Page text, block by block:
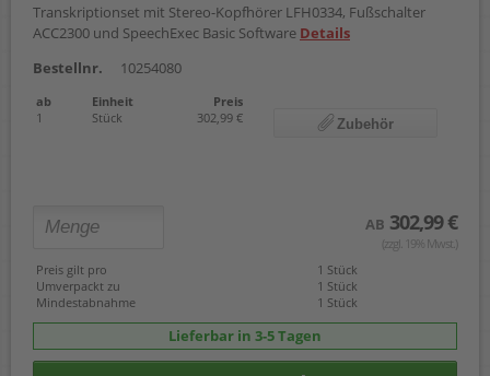
Transkriptionset mit Stereo-Kopfhörer LFH0334, Fußschalter
ACC2300 und SpeechExec Basic Software Details
Bestellnr.
10254080
ab Einheit
Preis
1
Stück 302,99 € Zubehör
AB 302,99 €
(zzgl. 19% Mwst.)
Preis gilt pro
1 Stück
Umverpackt zu
1 Stück
Mindestabnahme
1 Stück
Lieferbar in 3-5 Tagen